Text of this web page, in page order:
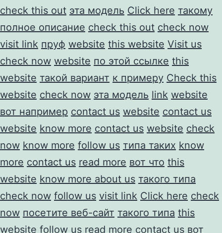
check this out эта модель Click here такому
полное описание check this out check now
visit link пруф website this website Visit us
check now website по этой ссылке this
website такой вариант к примеру Check this
website check now эта модель link website
вот например contact us website contact us
website know more contact us website check
now know more follow us типа таких know
more contact us read more вот что this
website know more about us такого типа
check now follow us visit link Click here check
now посетите веб-сайт такого типа this
website follow us read more contact us вот